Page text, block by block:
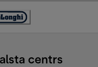
centrs